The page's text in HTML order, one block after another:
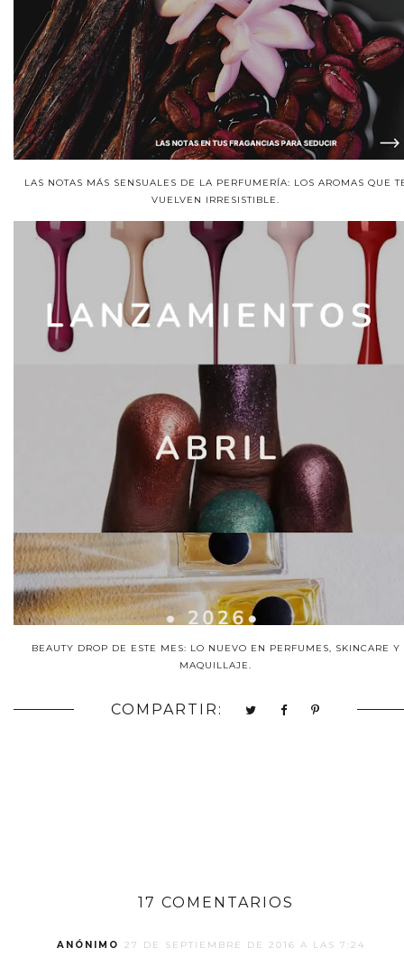
LAS NOTAS MÁS SENSUALES DE LA PERFUMERÍA: LOS AROMAS QUE
VUELVEN IRRESISTIBLE.
BEAUTY DROP DE ESTE MES: LO NUEVO EN PERFUMES, SKINCARE Y
MAQUILLAJE.
COMPARTIR:
17 COMENTARIOS
ANÓNIMO 27 DE SEPTIEMBRE DE 2016 A LAS 7:24